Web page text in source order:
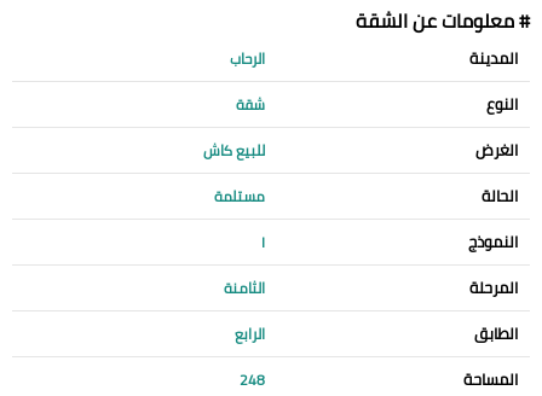
# معلومات عن الشقة
المدينة الرحاب
النوع شقة
الغرض للبيع كاش
الحالة مستلمة
النموذج I
المرحلة الثامنة
الطابق الرابع
المساحة 248